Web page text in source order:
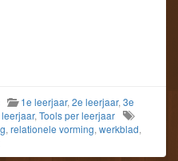
1e leerjaar,2e leerjaar,3e
,Tools per leerjaar
,relationele vorming,werkblad,